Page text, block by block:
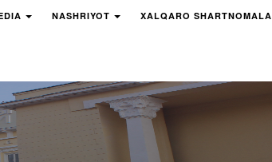
NASHRIYOT XALQARO